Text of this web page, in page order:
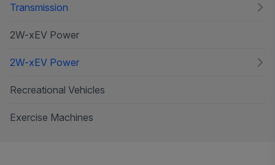
Transmission
2W-xEV Power
2W-xEV Power
Recreational Vehicles
Exercise Machines